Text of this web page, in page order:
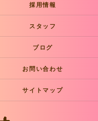
採用情報
スタッフ
ブログ
お問い合わせ
サイトマップ